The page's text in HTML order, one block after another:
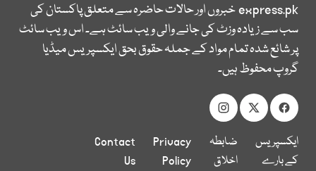
express.pkخبروں اور حالات حاضرہ سے متعلق پاکستان کی
سب سے زیادہ وزٹ کی جانے والی ویب سائٹ ہے۔ اس ویب سائٹ
پر شائع شدہ تمام مواد کے جملہ حقوق بحق ایکسپریس میڈیا
گروپ محفوظ ہیں۔
ایکسپریس
کے بارے
ضابطہ
اخلاق
Privacy
Policy
Contact
Us